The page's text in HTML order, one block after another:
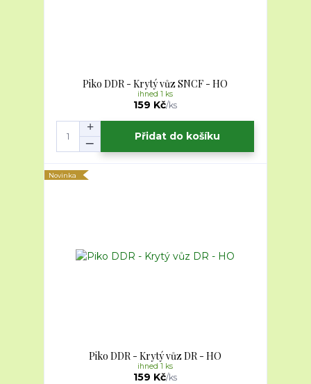
Piko DDR - Krytý vůz SNCF - HO
159 Kč/ks
ihned 1 ks
Přidat do košíku
Novinka
Piko DDR - Krytý vůz DR - HO
159 Kč/ks
ihned 1 ks